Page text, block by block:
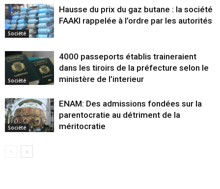
Société
Hausse du prix du gaz butane : la société
FAAKI rappelée à l’ordre par les autorités
Société
4000 passeports établis traineraient
dans les tiroirs de la préfecture selon le
ministère de l’interieur
Société
ENAM: Des admissions fondées sur la
parentocratie au détriment de la
méritocratie